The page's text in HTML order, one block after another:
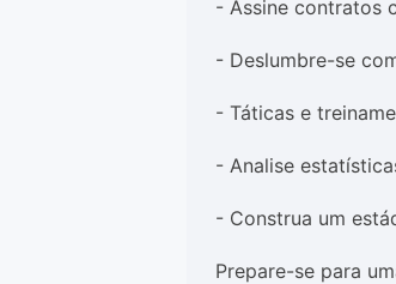
- Assine contratos
- Deslumbre-se
- Táticas e
- Analise
- Construa um
Prepare-se para